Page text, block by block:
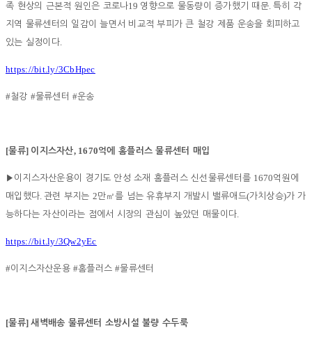
족 현상의 근본적 원인은 코로나19 영향으로 물동량이 증가했기 때문. 특히 각
지역 물류센터의 일감이 늘면서 비교적 부피가 큰 철강 제품 운송을 회피하고
있는 실정이다.
https://bit.ly/3CbHpec
#철강 #물류센터#운송
[물류] 이지스자산, 1670억에 홈플러스 물류센터 매입
▶ 이지스자산운용이 경기도 안성 소재 홈플러스 신선물류센터를 1670억원에
매입했다.관련 부지는 2만㎡를 넘는 유휴부지 개발시 밸류애드(가치상승)가 가
능하다는 자산이라는 점에서 시장의 관심이 높았던 매물이다.
https://bit.ly/3Qw2yEc
#이지스자산운용#홈플러스#물류센터
[물류]새벽배송 물류센터 소방시설 불량 수두룩